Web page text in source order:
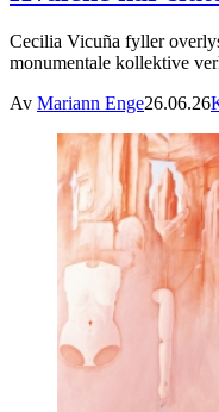
Cecilia Vicuña fyller
monumentale kollektive
Av Mariann Enge26.06.26